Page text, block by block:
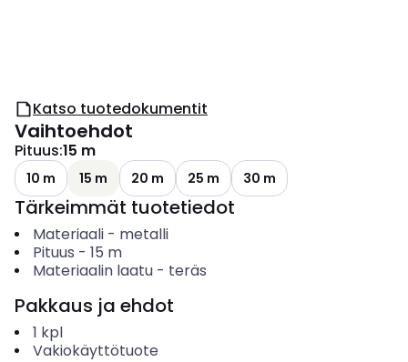
Katso tuotedokumentit
Vaihtoehdot
Pituus:15 m
10 m 15 m 20 m 25 m 30 m
Tärkeimmät tuotetiedot
Materiaali- metalli
Pituus - 15 m
Materiaalin laatu- teräs
Pakkaus ja ehdot
1 kpl
Vakiokäyttötuote